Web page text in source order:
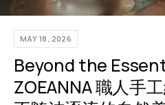
MAY 18, 2026
Beyond the
ZOEANNA 職人手